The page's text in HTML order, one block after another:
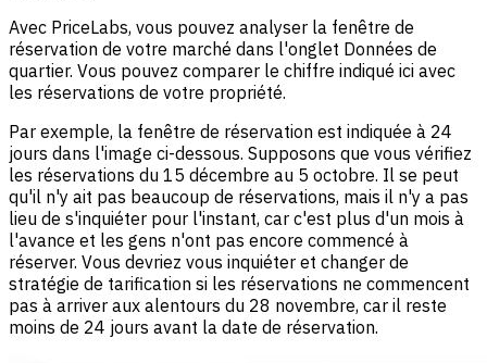
Avec PriceLabs, vous pouvez analyser la fenêtre de
réservation de votre marché dans l'onglet Données de
quartier. Vous pouvez comparer le chiffre indiqué ici avec
les réservations de votre propriété.
Par exemple, la fenêtre de réservation est indiquée à 24
jours dans l'image ci-dessous. Supposons que vous vérifiez
les réservations du 15 décembre au 5 octobre. Il se peut
qu'il n'y ait pas beaucoup de réservations, mais il n'y a pas
lieu de s'inquiéter pour l'instant, car c'est plus d'un mois à
l'avance et les gens n'ont pas encore commencé à
réserver. Vous devriez vous inquiéter et changer de
stratégie de tarification si les réservations ne commencent
pas à arriver aux alentours du 28 novembre, car il reste
moins de 24 jours avant la date de réservation.